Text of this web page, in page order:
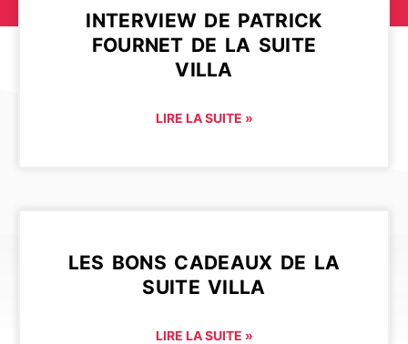
INTERVIEW DE PATRICK
FOURNET DE LA SUITE
VILLA
LIRE LA SUITE »
LES BONS CADEAUX DE LA
SUITE VILLA
LIRE LA SUITE »